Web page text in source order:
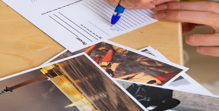
Выберите из списка: